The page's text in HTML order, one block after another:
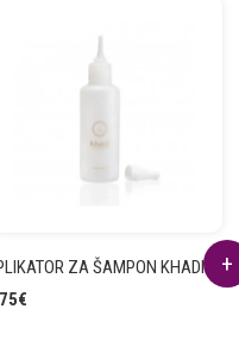
ZA ŠAMPON KHADI
€